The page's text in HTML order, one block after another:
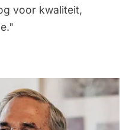
voor kwaliteit,